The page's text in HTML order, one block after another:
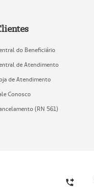
do Beneficiário
de Atendimento
de Atendimento
Conosco
(RN 561)